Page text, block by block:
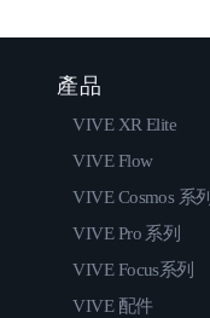
產品
VIVE XR Elite
VIVE Flow
VIVE Cosmos 系列
VIVE Pro 系列
VIVE Focus系列
VIVE 配件